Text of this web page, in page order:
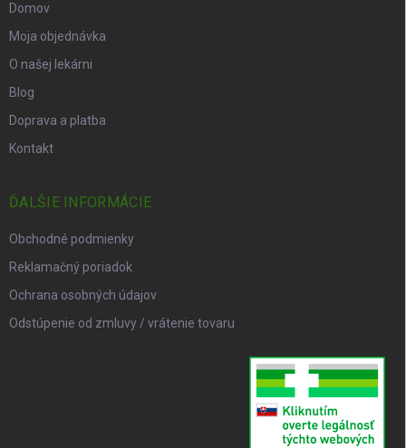
Domov
Moja objednávka
O našej lekárni
Blog
Doprava a platba
Kontakt
ĎALŠIE INFORMÁCIE
Obchodné podmienky
Reklamačný poriadok
Ochrana osobných údajov
Odstúpenie od zmluvy / vrátenie tovaru